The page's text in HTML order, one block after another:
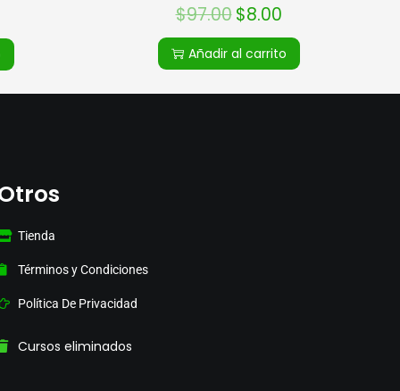
$97.00 $8.00
Añadir al carrito
Tienda
Términos y Condiciones
Política De Privacidad
Cursos eliminados